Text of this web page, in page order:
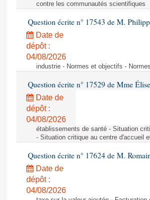
Baromètre de l’application des lois
Dossiers législatifs
Budget et sécurité sociale
Questions écrites et orales
Comptes rendus des débats
contre les communautés scientifiques
Question écrite n° 17543 de M.
Date de
dépôt :
04/08/2026
industrie - Normes et objectifs -
Question écrite n° 17529 de Mme
Date de
dépôt :
04/08/2026
établissements de santé - Situation
- Situation critique au centre d'accueil
Question écrite n° 17624 de M.
Date de
dépôt :
04/08/2026